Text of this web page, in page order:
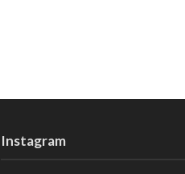
Instagram